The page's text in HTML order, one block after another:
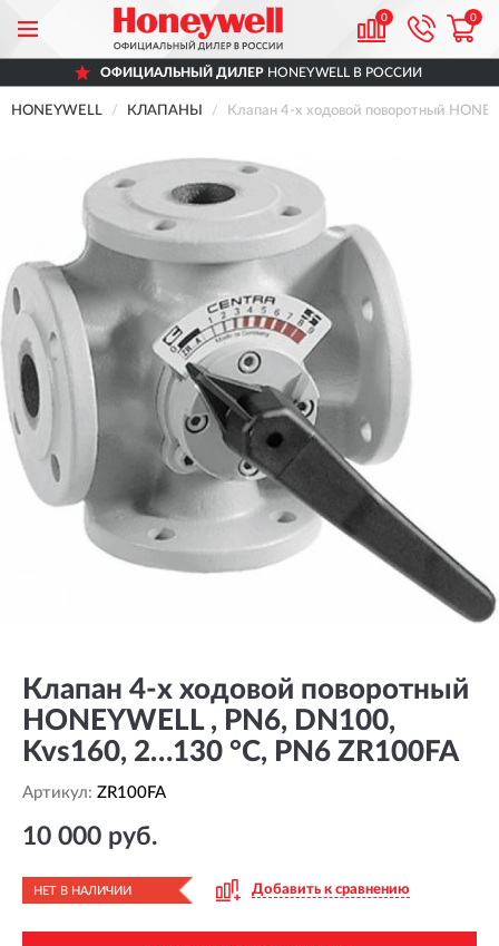
0 0
ОФИЦИАЛЬНЫЙ ДИЛЕР HONEYWELL В РОССИИ
HONEYWELL КЛАПАНЫ Клапан 4-х ходовой поворотный
Клапан 4-х ходовой поворотный
HONEYWELL , PN6, DN100,
Kvs160, 2…130 °C, PN6 ZR100FA
Артикул: ZR100FA
10 000 руб.
НЕТ В НАЛИЧИИ Добавить к сравнению